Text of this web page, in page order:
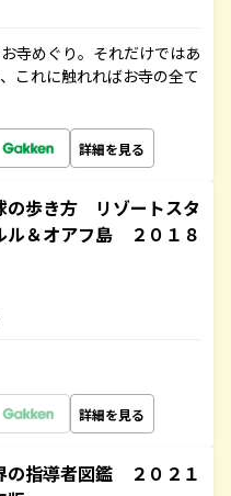
寺めぐり。それだけではあ
これに触れればお寺の全て
詳細を見る
歩き方 リゾートスタ
＆オアフ島 ２０１８
詳細を見る
指導者図鑑 ２０２１